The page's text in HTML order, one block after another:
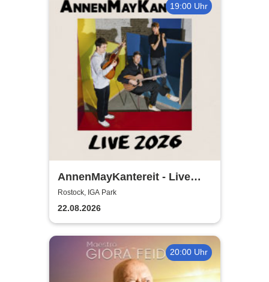
19:00 Uhr
AnnenMayKantereit - Live
2026
Rostock, IGA Park
22.08.2026
20:00 Uhr